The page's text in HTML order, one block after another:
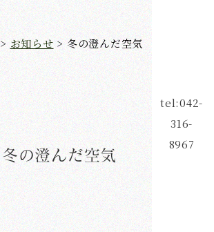
tel:042-
316-
8967
>お知らせ>冬の澄んだ空気
冬の澄んだ空気